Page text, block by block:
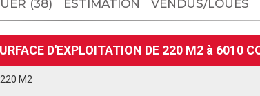
(38) ESTIMATION VENDUS/LOUES
D'EXPLOITATION DE 220 M2 à 6010
M2